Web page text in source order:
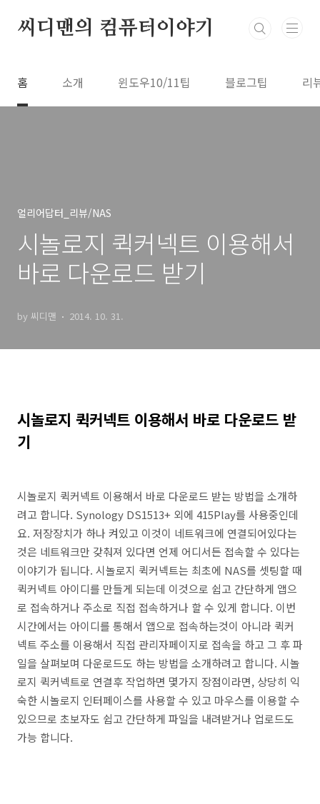
씨디맨의 컴퓨터이야기
홈 소개 윈도우10/11팁 블로그팁 리
얼리어답터_리뷰/NAS
시놀로지 퀵커넥트 이용해서
바로 다운로드 받기
by 씨디맨 2014. 10. 31.
시놀로지 퀵커넥트 이용해서 바로 다운로드 받
기
시놀로지 퀵커넥트 이용해서 바로 다운로드 받는 방법을 소개하
려고 합니다. Synology DS1513+ 외에 415Play를 사용중인데
요. 저장장치가 하나 켜있고 이것이 네트워크에 연결되어있다는
것은 네트워크만 갖춰져 있다면 언제 어디서든 접속할 수 있다는
이야기가 됩니다. 시놀로지 퀵커넥트는 최초에 NAS를 셋팅할 때
퀵커넥트 아이디를 만들게 되는데 이것으로 쉽고 간단하게 앱으
로 접속하거나 주소로 직접 접속하거나 할 수 있게 합니다. 이번
시간에서는 아이디를 통해서 앱으로 접속하는것이 아니라 퀵커
넥트 주소를 이용해서 직접 관리자페이지로 접속을 하고 그 후 파
일을 살펴보며 다운로드도 하는 방법을 소개하려고 합니다. 시놀
로지 퀵커넥트로 연결후 작업하면 몇가지 장점이라면, 상당히 익
숙한 시놀로지 인터페이스를 사용할 수 있고 마우스를 이용할 수
있으므로 초보자도 쉽고 간단하게 파일을 내려받거나 업로드도
가능 합니다.